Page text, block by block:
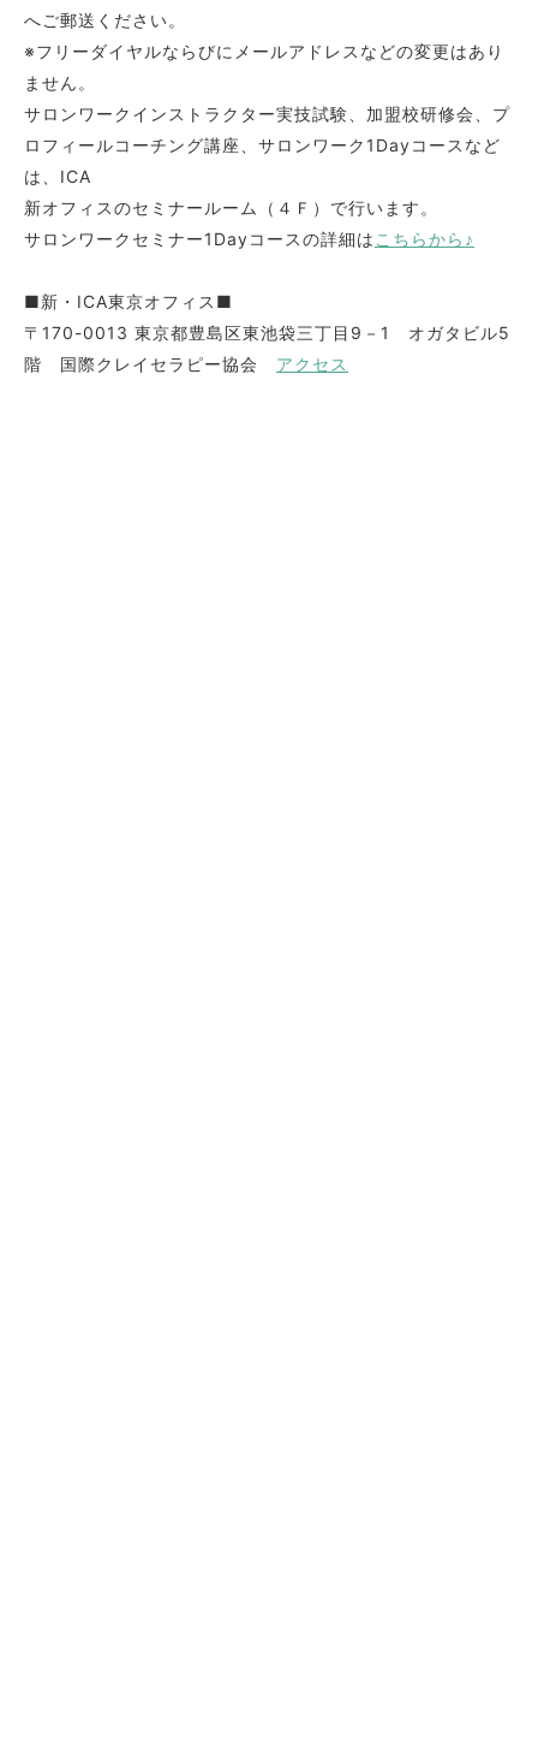
へご郵送ください。
※フリーダイヤルならびにメールアドレスなどの変更はあり
ません。
サロンワークインストラクター実技試験、加盟校研修会、プ
ロフィールコーチング講座、サロンワーク1Dayコースなど
は、ICA
新オフィスのセミナールーム（４Ｆ）で行います。
サロンワークセミナー1Dayコースの詳細は こちらから♪
■新・ICA東京オフィス■
〒170-0013 東京都豊島区東池袋三丁目9－1 オガタビル5
階 国際クレイセラピー協会 アクセス